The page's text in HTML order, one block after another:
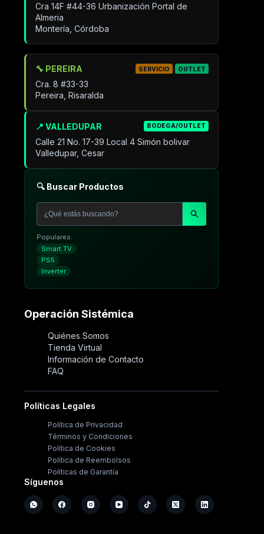
Cra 14F #44-36 Urbanización Portal de
Almeria
Montería, Córdoba
📍 VALLEDUPAR BODEGA/OUTLET
Calle 21 No. 17-39 Local 4 Simón bolivar
Valledupar, Cesar
🔧 PEREIRA SERVICIO OUTLET
Cra. 8 #33-33
Pereira, Risaralda
🔍 Buscar Productos
Populares:
Smart TV
PS5
Inverter
Operación Sistémica
Quiénes Somos
Tienda Virtual
Información de Contacto
FAQ
Políticas Legales
Política de Privacidad
Términos y Condiciones
Política de Cookies
Política de Reembolsos
Políticas de Garantía
Síguenos